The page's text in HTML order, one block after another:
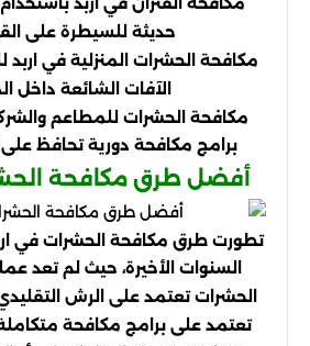
حديثة للسيطرة على
مكافحة الحشرات المنزلية في
الآفات الشائعة داخل
مكافحة الحشرات للمطاعم
برامج مكافحة دورية تحافظ
أفضل طرق مكافحة
تطورت طرق مكافحة الحشرات في
السنوات الأخيرة، حيث لم تعد
الحشرات تعتمد على الرش
تعتمد على برامج مكافحة